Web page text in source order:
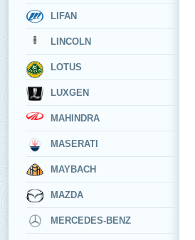
LIFAN
LINCOLN
LOTUS
LUXGEN
MAHINDRA
MASERATI
MAYBACH
MAZDA
MERCEDES-BENZ